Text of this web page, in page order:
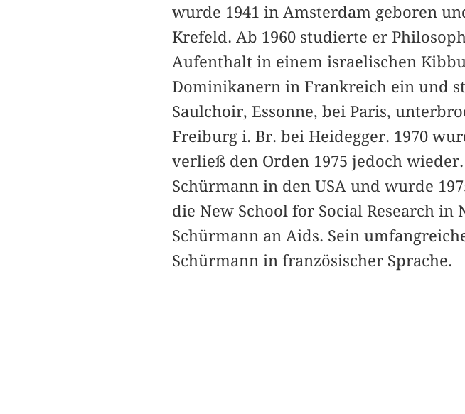
wurde 1941 in Amsterdam geboren
Krefeld. Ab 1960 studierte er
Aufenthalt in einem israelischen
Dominikanern in Frankreich ein und
Saulchoir, Essonne, bei Paris,
Freiburg i. Br. bei Heidegger. 1970
verließ den Orden 1975 jedoch
Schürmann in den USA und wurde
die New School for Social Research in
Schürmann an Aids. Sein
Schürmann in französischer Sprache.